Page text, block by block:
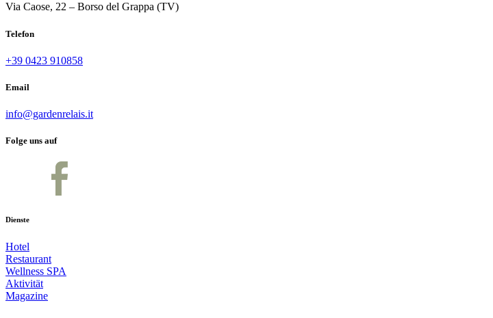
Via Caose, 22 – Borso del Grappa (TV)
Telefon
+39 0423 910858
Email
info@gardenrelais.it
Folge uns auf
Dienste
Hotel
Restaurant
Wellness SPA
Aktivität
Magazine